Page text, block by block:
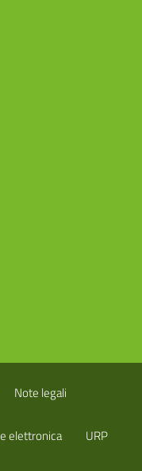
Note legali
elettronica URP